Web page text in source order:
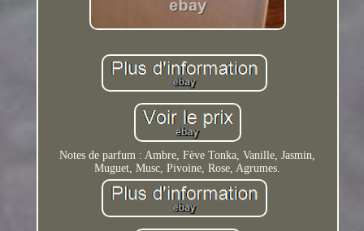
Notes de parfum : Ambre, Fève Tonka, Vanille, Jasmin,
Muguet, Musc, Pivoine, Rose, Agrumes.